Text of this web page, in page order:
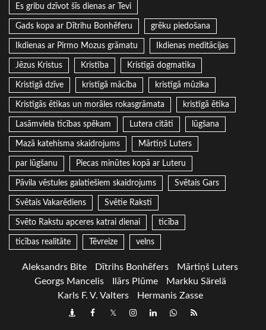
Es gribu dzīvot šīs dienas ar Tevi
Gads kopa ar Dītrihu Bonhēferu grēku piedošana
Ikdienas ar Pirmo Mozus grāmatu Ikdienas meditācijas
Jēzus Kristus Kristība Kristīgā dogmatika
Kristīgā dzīve kristīgā mācība kristīgā mūzika
Kristīgās ētikas un morāles rokasgrāmata kristīgā ētika
Lasāmviela ticības spēkam Lutera citāti lūgšana
Mazā katehisma skaidrojums Mārtiņš Luters
par lūgšanu Piecas minūtes kopā ar Luteru
Pāvila vēstules galatiešiem skaidrojums Svētais Gars
Svētais Vakarēdiens Svētie Raksti
Svēto Rakstu apceres katrai dienai ticība
ticības realitāte Tēvreize velns
Aleksandrs Bite Dītrihs Bonhēfers
Mārtiņš Luters
Georgs Mancelis
Ilārs Plūme
Markku Särelä
Karls F. V. Valters
Hermanis Zasse
DraugiemFacebook
TwitterInstagram
LinkedInwhatsapp
RSS